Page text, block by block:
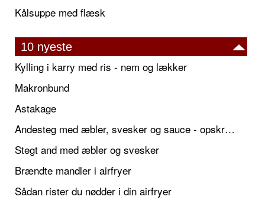
Kålsuppe med flæsk
10 nyeste
Kylling i karry med ris - nem og lækker
Makronbund
Astakage
Andesteg med æbler, svesker og sauce - opskrift også til jul
Stegt and med æbler og svesker
Brændte mandler i airfryer
Sådan rister du nødder i din airfryer